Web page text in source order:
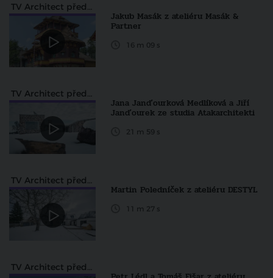
TV Architect představuje
Jakub Masák z ateliéru Masák &
Partner
16 m 09 s
TV Architect představuje
Jana Janďourková Medlíková a Jiří
Janďourek ze studia Atakarchitekti
21 m 59 s
TV Architect představuje
Martin Poledníček z ateliéru DESTYL
11 m 27 s
TV Architect představuje